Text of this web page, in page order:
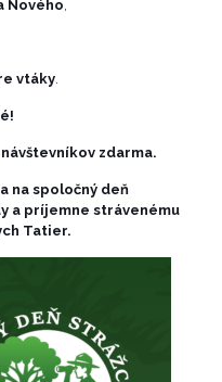
Nového
vtáky.
zdarma.
na spoločný deň
a príjemne strávenému
Tatier.